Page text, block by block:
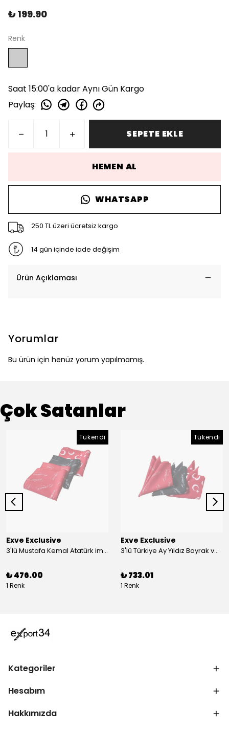
₺ 199.90
Renk
Saat 15:00'a kadar Aynı Gün Kargo
Paylaş:
SEPETE EKLE
HEMEN AL
WHATSAPP
250 TL üzeri ücretsiz kargo
14 gün içinde iade değişim
Ürün Açıklaması
Yorumlar
Bu ürün için henüz yorum yapılmamış.
Çok Satanlar
Tükendi
Exve Exclusive
3'lü Mustafa Kemal Atatürk imzalı ve Türkiye Ay Yıldız Bayraklı Kadın Fular Seti
₺ 476.00
1 Renk
Tükendi
Exve Exclusive
3'lü Türkiye Ay Yıldız Bayrak ve Mustafa Kemal Atatürk imzalı Kırmızı Siyah Yaka Mendili Seti
₺ 733.01
1 Renk
Kategoriler
Hesabım
Hakkımızda